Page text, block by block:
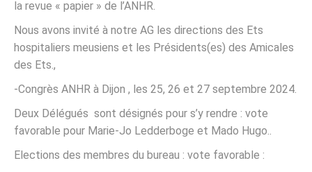
la revue « papier » de l’ANHR.
Nous avons invité à notre AG les directions des Ets
hospitaliers meusiens et les Présidents(es) des Amicales
des Ets.,
-Congrès ANHR à Dijon , les 25, 26 et 27 septembre 2024.
Deux Délégués sont désignés pour s’y rendre : vote
favorable pour Marie-Jo Ledderboge et Mado Hugo..
Elections des membres du bureau : vote favorable :